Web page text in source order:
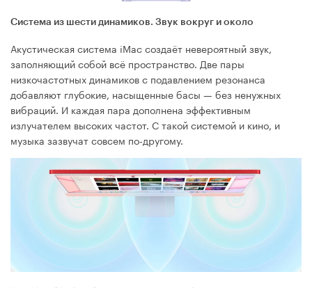
Система из шести динамиков. Звук вокруг и около
Акустическая система iMac создаёт невероятный звук,
заполняющий собой всё пространство. Две пары
низкочастотных динамиков с подавлением резонанса
добавляют глубокие, насыщенные басы — без ненужных
вибраций. И каждая пара дополнена эффективным
излучателем высоких частот. С такой системой и кино, и
музыка зазвучат совсем по-другому.